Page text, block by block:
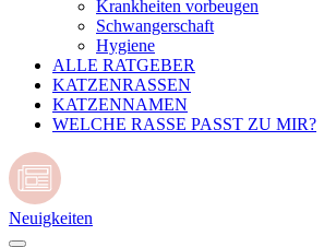
Krankheiten vorbeugen
Schwangerschaft
Hygiene
ALLE RATGEBER
KATZENRASSEN
KATZENNAMEN
WELCHE RASSE PASST ZU MIR?
Neuigkeiten